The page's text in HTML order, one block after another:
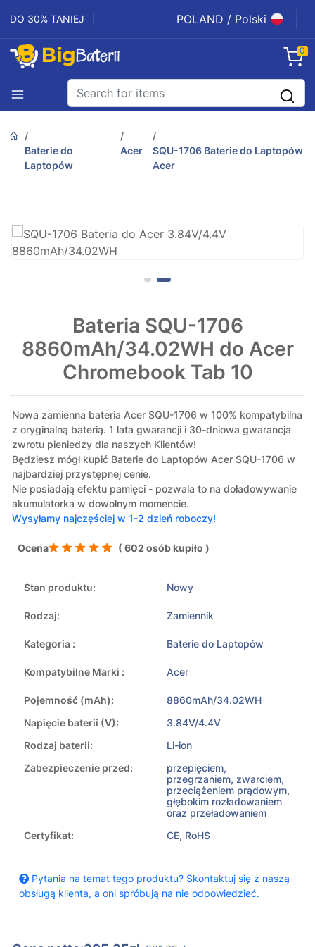
DO 30% TANIEJ POLAND / Polski
0
Baterie do
Laptopów
Acer
SQU-1706 Baterie do Laptopów
Acer
Bateria SQU-1706
8860mAh/34.02WH do Acer
Chromebook Tab 10
Nowa zamienna bateria Acer SQU-1706 w 100% kompatybilna
z oryginalną baterią. 1 lata gwarancji i 30-dniowa gwarancja
zwrotu pieniedzy dla naszych Klientów!
Będziesz mógł kupić Baterie do Laptopów Acer SQU-1706 w
najbardziej przystępnej cenie.
Nie posiadają efektu pamięci - pozwala to na doładowywanie
akumulatorka w dowolnym momencie.
Wysyłamy najczęściej w 1-2 dzień roboczy!
Ocena ( 602 osób kupiło )
Stan produktu: Nowy
Rodzaj: Zamiennik
Kategoria : Baterie do Laptopów
Kompatybilne Marki : Acer
Pojemność (mAh):
8860mAh/34.02WH
Napięcie baterii (V):
3.84V/4.4V
Rodzaj baterii:
Li-ion
Zabezpieczenie przed:
przepięciem,
przegrzaniem, zwarciem,
przeciążeniem prądowym,
głębokim rozładowaniem
oraz przeładowaniem
Certyfikat:
CE, RoHS
Pytania na temat tego produktu? Skontaktuj się z naszą
obsługą klienta, a oni spróbują na nie odpowiedzieć.